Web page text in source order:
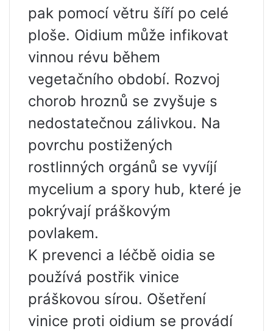
pak pomocí větru šíří po celé
ploše. Oidium může infikovat
vinnou révu během
vegetačního období. Rozvoj
chorob hroznů se zvyšuje s
nedostatečnou zálivkou. Na
povrchu postižených
rostlinných orgánů se vyvíjí
mycelium a spory hub, které je
pokrývají práškovým
povlakem.
K prevenci a léčbě oidia se
používá postřik vinice
práškovou sírou. Ošetření
vinice proti oidium se provádí